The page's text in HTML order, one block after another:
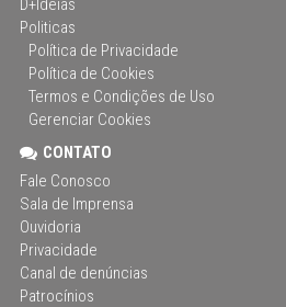
D+Ideias
Politicas
Política de Privacidade
Política de Cookies
Termos e Condições de Uso
Gerenciar Cookies
CONTATO
Fale Conosco
Sala de Imprensa
Ouvidoria
Privacidade
Canal de denúncias
Patrocínios